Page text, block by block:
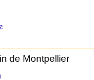
de Montpellier